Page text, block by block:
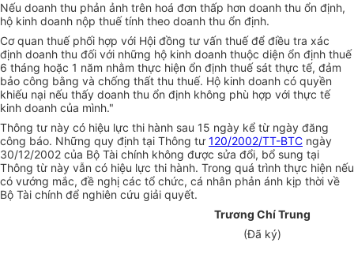
Nếu doanh thu phản ảnh trên hoá đơn thấp hơn doanh thu ổn định,
hộ kinh doanh nộp thuế tính theo doanh thu ổn định.
Cơ quan thuế phối hợp với Hội đồng tư vấn thuế để điều tra xác
định doanh thu đối với những hộ kinh doanh thuộc diện ổn định thuế
6 tháng hoặc 1 năm nhằm thực hiện ổn định thuế sát thực tế, đảm
bảo công bằng và chống thất thu thuế. Hộ kinh doanh có quyền
khiếu nại nếu thấy doanh thu ổn định không phù hợp với thực tế
kinh doanh của mình."
Thông tư này có hiệu lực thi hành sau 15 ngày kể từ ngày đăng
công báo. Những quy định tại Thông tư 120/2002/TT-BTC ngày
30/12/2002 của Bộ Tài chính không được sửa đổi, bổ sung tại
Thông từ này vẫn có hiệu lực thi hành. Trong quá trình thực hiện nếu
có vướng mắc, đề nghị các tổ chức, cá nhân phản ánh kịp thời về
Bộ Tài chính để nghiên cứu giải quyết.
Trương Chí Trung
(Đã ký)